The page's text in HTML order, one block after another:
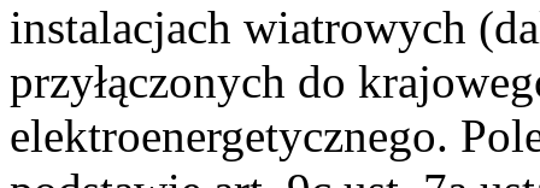
instalacjach wiatrowych
przyłączonych do
elektroenergetycznego.